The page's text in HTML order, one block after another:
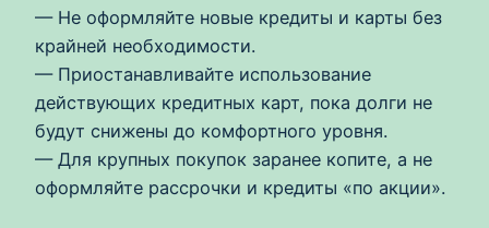
— Не оформляйте новые кредиты и карты без
крайней необходимости.
— Приостанавливайте использование
действующих кредитных карт, пока долги не
будут снижены до комфортного уровня.
— Для крупных покупок заранее копите, а не
оформляйте рассрочки и кредиты «по акции».